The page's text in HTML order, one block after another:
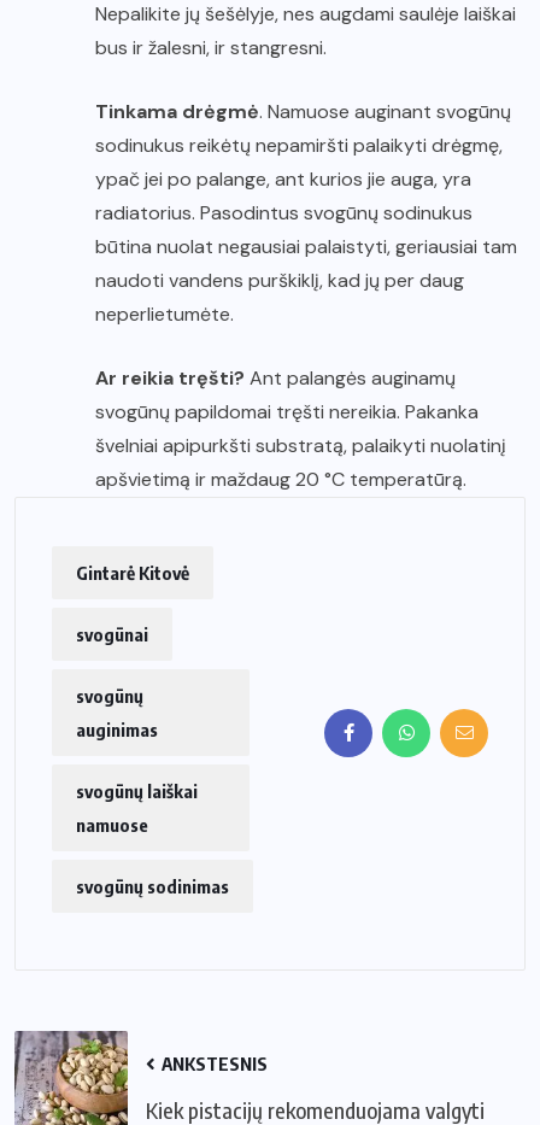
Nepalikite jų šešėlyje, nes augdami saulėje laiškai
bus ir žalesni, ir stangresni.
Tinkama drėgmė. Namuose auginant svogūnų
sodinukus reikėtų nepamiršti palaikyti drėgmę,
ypač jei po palange, ant kurios jie auga, yra
radiatorius. Pasodintus svogūnų sodinukus
būtina nuolat negausiai palaistyti, geriausiai tam
naudoti vandens purškiklį, kad jų per daug
neperlietumėte.
Ar reikia tręšti? Ant palangės auginamų
svogūnų papildomai tręšti nereikia. Pakanka
švelniai apipurkšti substratą, palaikyti nuolatinį
apšvietimą ir maždaug 20 °C temperatūrą.
Gintarė Kitovė
svogūnai
svogūnų
auginimas
svogūnų laiškai
namuose
svogūnų sodinimas
ANKSTESNIS
Kiek pistacijų rekomenduojama valgyti